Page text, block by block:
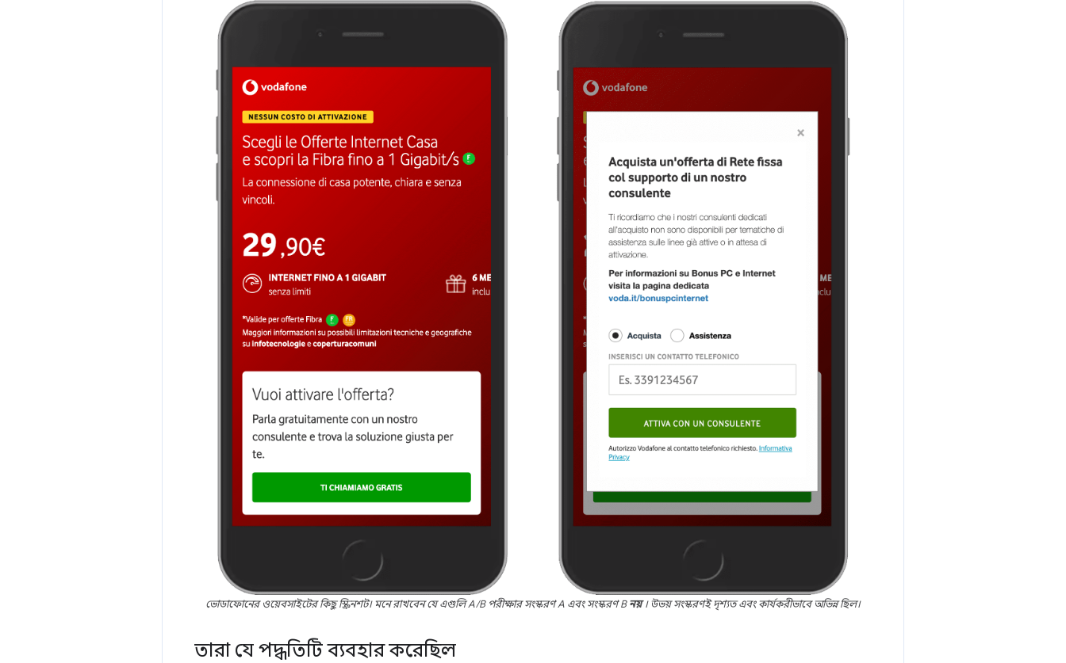
ভোডাফোনের ওয়েবসাইটের কিছু স্ক্রিনশট। মনে রাখবেন যে এগুলি A/B পরীক্ষার সংস্করণ A এবং সংস্করণ Bনয়। উভয় সংস্করণই দৃশ্যত এবং কার্যকরীভাবে অভিন্ন ছিল।
তারা যে পদ্ধতিটি ব্যবহার করেছিল